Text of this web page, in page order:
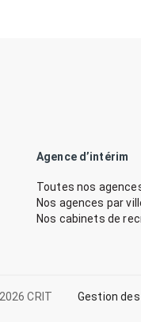
Agence d’intérim
Toutes nos
Nos agences par
Nos cabinets de
CRIT Gestion